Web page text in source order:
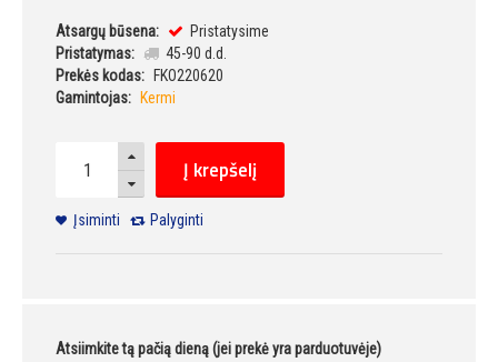
Atsargų būsena:
Pristatysime
Pristatymas:
45-90 d.d.
Prekės kodas:
FKO220620
Gamintojas:
Kermi
Į krepšelį
Įsiminti Palyginti
Atsiimkite tą pačią dieną (jei prekė yra parduotuvėje)